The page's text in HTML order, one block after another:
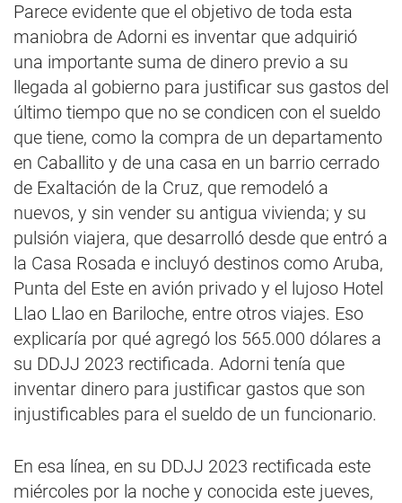
Parece evidente que el objetivo de toda esta
maniobra de Adorni es inventar que adquirió
una importante suma de dinero previo a su
llegada al gobierno para justificar sus gastos del
último tiempo que no se condicen con el sueldo
que tiene, como la compra de un departamento
en Caballito y de una casa en un barrio cerrado
de Exaltación de la Cruz, que remodeló a
nuevos, y sin vender su antigua vivienda; y su
pulsión viajera, que desarrolló desde que entró a
la Casa Rosada e incluyó destinos como Aruba,
Punta del Este en avión privado y el lujoso Hotel
Llao Llao en Bariloche, entre otros viajes. Eso
explicaría por qué agregó los 565.000 dólares a
su DDJJ 2023 rectificada. Adorni tenía que
inventar dinero para justificar gastos que son
injustificables para el sueldo de un funcionario.
En esa línea, en su DDJJ 2023 rectificada este
miércoles por la noche y conocida este jueves,